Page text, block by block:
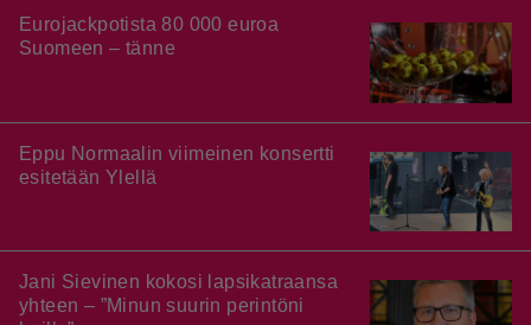
Eurojackpotista 80 000 euroa
Suomeen – tänne
Eppu Normaalin viimeinen konsertti
esitetään Ylellä
Jani Sievinen kokosi lapsikatraansa
yhteen – ”Minun suurin perintöni